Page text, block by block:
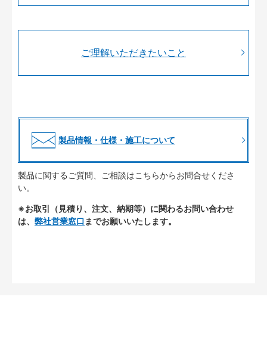
ご理解いただきたいこと
製品情報・仕様・施工について
製品に関するご質問、ご相談はこちらからお問合せくださ
い。
※お取引（見積り、注文、納期等）に関わるお問い合わせ
は、 弊社営業窓口 までお願いいたします。